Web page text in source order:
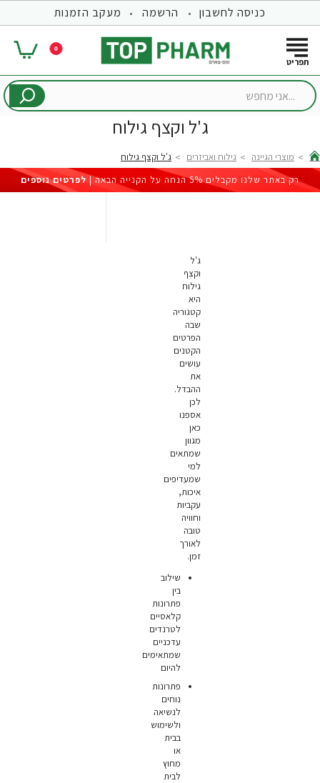
כניסה לחשבון הרשמה מעקב הזמנות
0
...אני
ג'ל וקצף גילוח
home
מוצרי הגיינה גילוח ואביזרים
ג'ל וקצף גילוח
רק באתר שלנו מקבלים 5% הנחה על הקנייה הבאה |
לפרטים נוספים
ג'ל
וקצף
גילוח
היא
קטגוריה
שבה
הפרטים
הקטנים
עושים
את
ההבדל.
לכן
אספנו
כאן
מגוון
שמתאים
למי
שמעדיפים
איכות,
עקביות
וחוויה
טובה
לאורך
זמן.
שילוב
בין
פתרונות
קלאסיים
לטרנדים
עדכניים
שמתאימים
להיום
פתרונות
נוחים
לנשיאה
ולשימוש
בבית
או
מחוץ
לבית